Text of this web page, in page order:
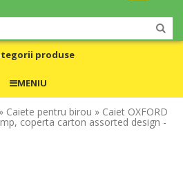
produse
MENIU
» Caiete pentru birou » Caiet OXFORD
coperta carton assorted design -